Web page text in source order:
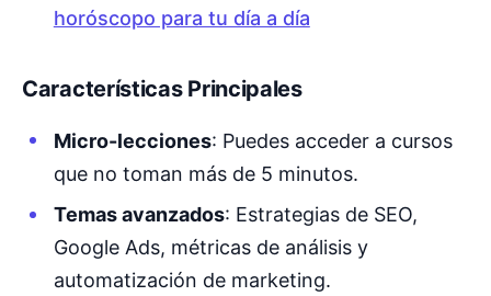
horóscopo para tu día a día
Características Principales
Micro-lecciones: Puedes acceder a cursos
que no toman más de 5 minutos.
Temas avanzados: Estrategias de SEO,
Google Ads, métricas de análisis y
automatización de marketing.